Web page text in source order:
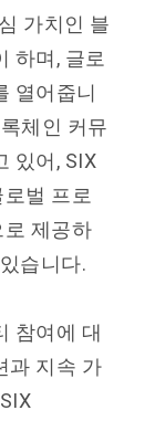
가치인 블
하며, 글로
열어줍니
체인 커뮤
있어, SIX
벌 프로
제공하
습니다.
참여에 대
과 지속 가